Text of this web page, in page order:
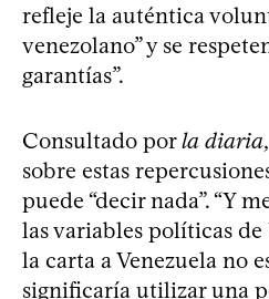
refleje la auténtica
venezolano” y se
garantías”.
Consultado porla diaria
sobre estas
puede “decir nada”. “Y
las variables políticas
la carta a Venezuela no
significaría utilizar una